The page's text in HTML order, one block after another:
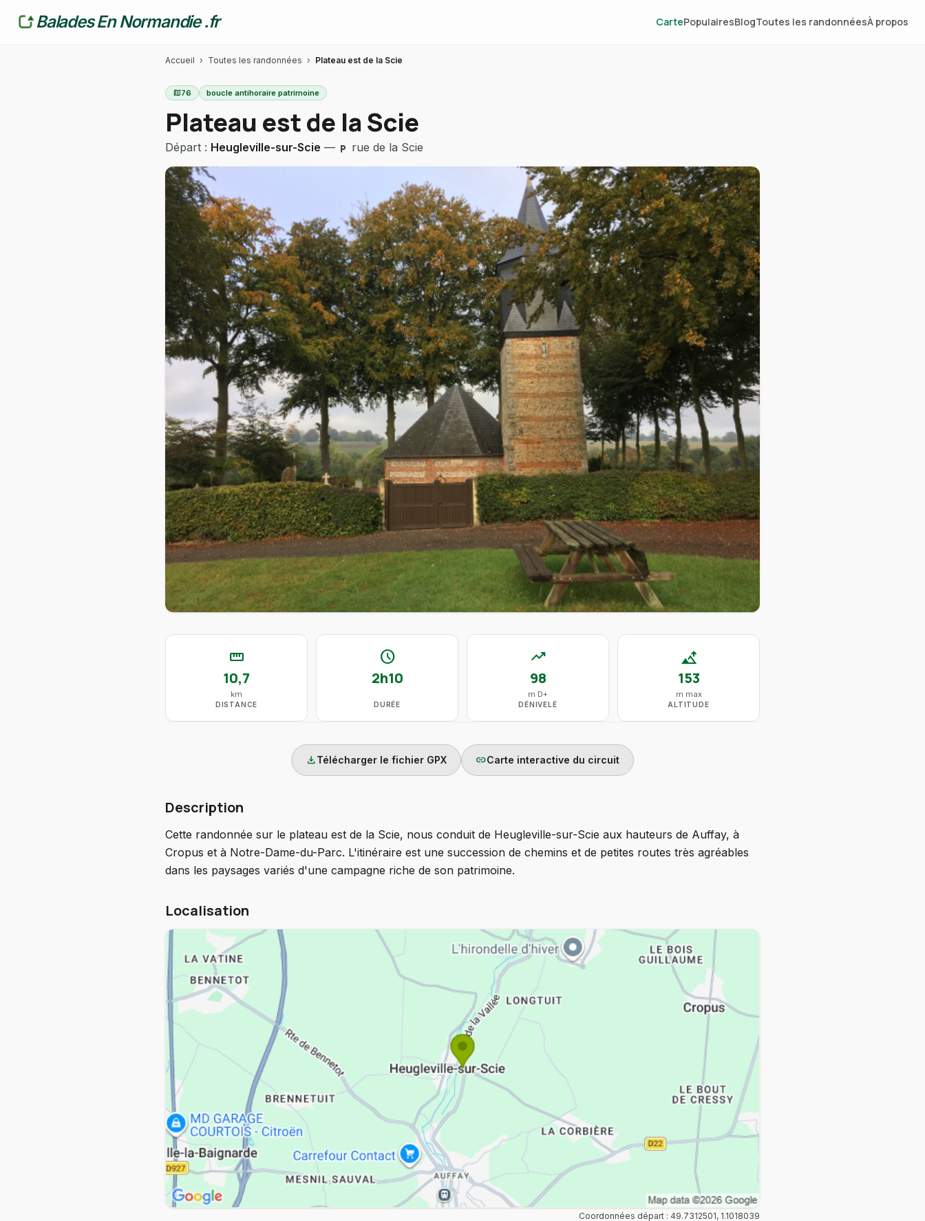
Balades En Normandie .fr CartePopulairesBlogToutes les randonnéesÀ propos
Accueil › Toutes les randonnées › Plateau est de la Scie
map76 boucle antihoraire patrimoine
Plateau est de la Scie
Départ : Heugleville-sur-Scie — local_parking rue de la Scie
straighten
10,7
km
DISTANCE
schedule
2h10
DURÉE
trending_up
98
m D+
DÉNIVELÉ
altitude
153
m max
ALTITUDE
downloadTélécharger le fichier GPX linkCarte interactive du circuit
Description
Cette randonnée sur le plateau est de la Scie, nous conduit de Heugleville-sur-Scie aux hauteurs de Auffay, à
Cropus et à Notre-Dame-du-Parc. L'itinéraire est une succession de chemins et de petites routes très agréables
dans les paysages variés d'une campagne riche de son patrimoine.
Localisation
Coordonnées départ : 49.7312501, 1.1018039